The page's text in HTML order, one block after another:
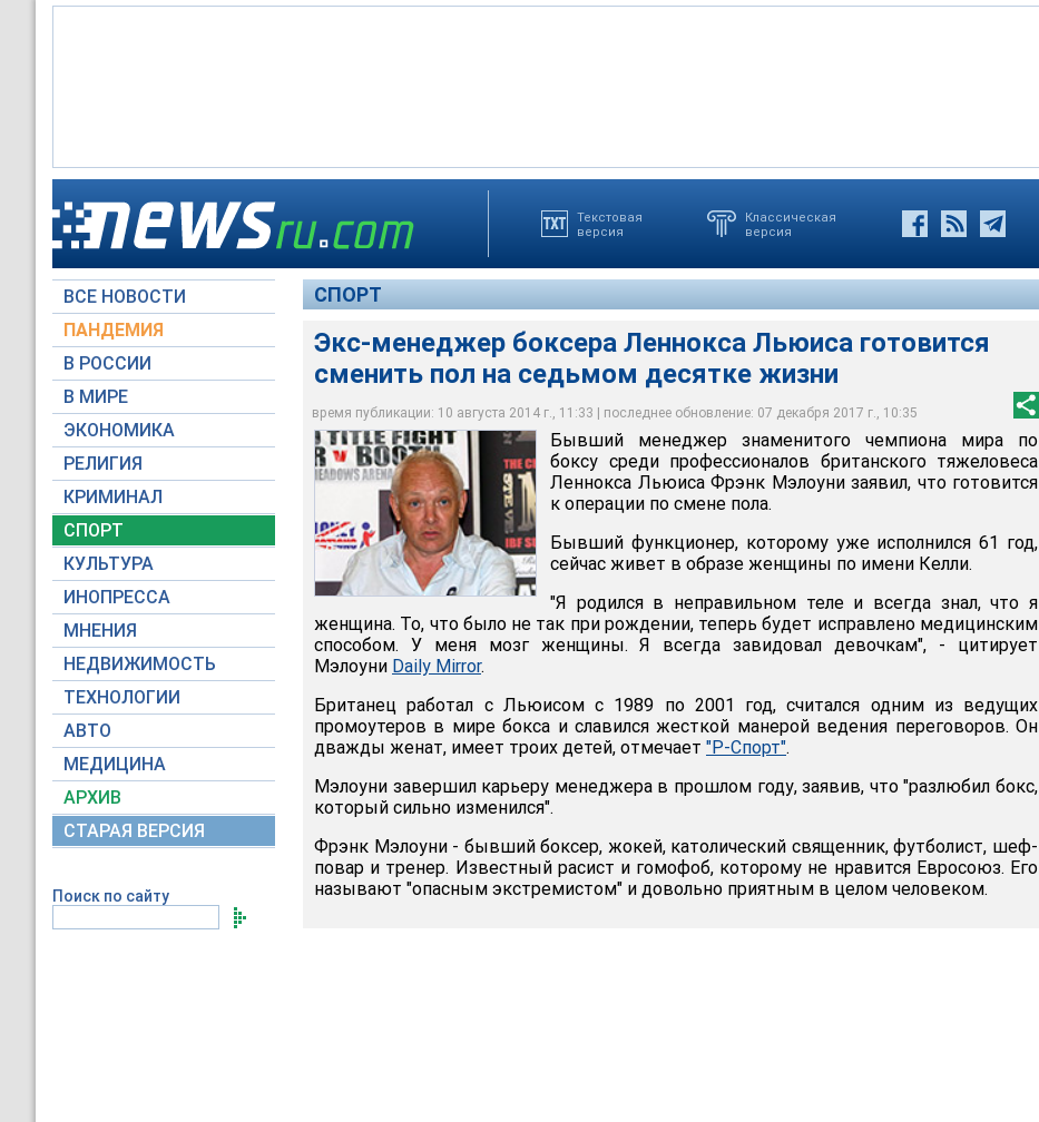
Текстовая
версия
Классическая
версия
ВСЕ НОВОСТИ
ПАНДЕМИЯ
В РОССИИ
В МИРЕ
ЭКОНОМИКА
РЕЛИГИЯ
КРИМИНАЛ
СПОРТ
КУЛЬТУРА
ИНОПРЕССА
МНЕНИЯ
НЕДВИЖИМОСТЬ
ТЕХНОЛОГИИ
АВТО
МЕДИЦИНА
АРХИВ
СТАРАЯ ВЕРСИЯ
Поиск по сайту
СПОРТ
Экс-менеджер боксера Леннокса Льюиса готовится
сменить пол на седьмом десятке жизни
время публикации: 10 августа 2014 г., 11:33 | последнее обновление: 07 декабря 2017 г., 10:35
Бывший менеджер знаменитого чемпиона мира по боксу среди профессионалов
британского тяжеловеса Леннокса Льюиса Фрэнк Мэлоуни заявил, что готовится к
операции по смене пола
Global Look Press
Бывший менеджер знаменитого чемпиона мира по
боксу среди профессионалов британского тяжеловеса
Леннокса Льюиса Фрэнк Мэлоуни заявил, что готовится
к операции по смене пола.
Бывший функционер, которому уже исполнился 61 год,
сейчас живет в образе женщины по имени Келли.
"Я родился в неправильном теле и всегда знал, что я
женщина. То, что было не так при рождении, теперь будет исправлено медицинским
способом. У меня мозг женщины. Я всегда завидовал девочкам", - цитирует
Мэлоуни Daily Mirror.
Британец работал с Льюисом с 1989 по 2001 год, считался одним из ведущих
промоутеров в мире бокса и славился жесткой манерой ведения переговоров. Он
дважды женат, имеет троих детей, отмечает "Р-Спорт".
Мэлоуни завершил карьеру менеджера в прошлом году, заявив, что "разлюбил бокс,
который сильно изменился".
Фрэнк Мэлоуни - бывший боксер, жокей, католический священник, футболист, шеф-
повар и тренер. Известный расист и гомофоб, которому не нравится Евросоюз. Его
называют "опасным экстремистом" и довольно приятным в целом человеком.